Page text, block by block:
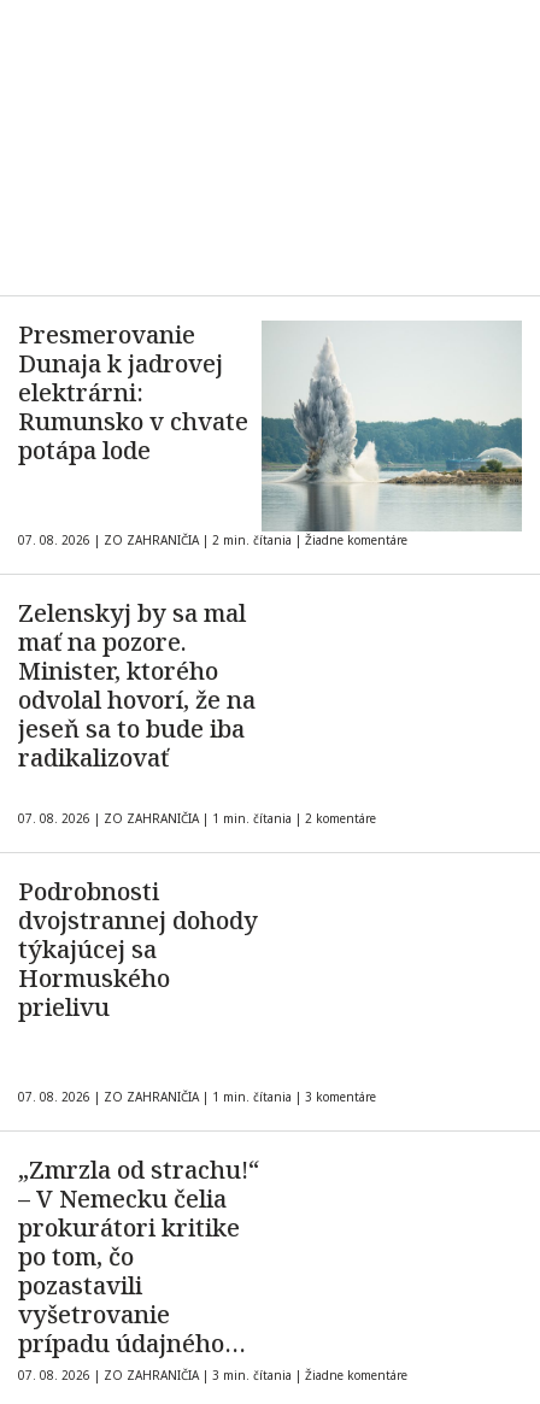
Presmerovanie
Dunaja k jadrovej
elektrárni:
Rumunsko v chvate
potápa lode
07. 08. 2026 | ZO ZAHRANIČIA | 2 min. čítania | Žiadne komentáre
Zelenskyj by sa mal
mať na pozore.
Minister, ktorého
odvolal hovorí, že na
jeseň sa to bude iba
radikalizovať
07. 08. 2026 | ZO ZAHRANIČIA | 1 min. čítania | 2 komentáre
Podrobnosti
dvojstrannej dohody
týkajúcej sa
Hormuského
prielivu
07. 08. 2026 | ZO ZAHRANIČIA | 1 min. čítania | 3 komentáre
„Zmrzla od strachu!“
– V Nemecku čelia
prokurátori kritike
po tom, čo
pozastavili
vyšetrovanie
prípadu údajného
hromadného
07. 08. 2026 | ZO ZAHRANIČIA | 3 min. čítania | Žiadne komentáre